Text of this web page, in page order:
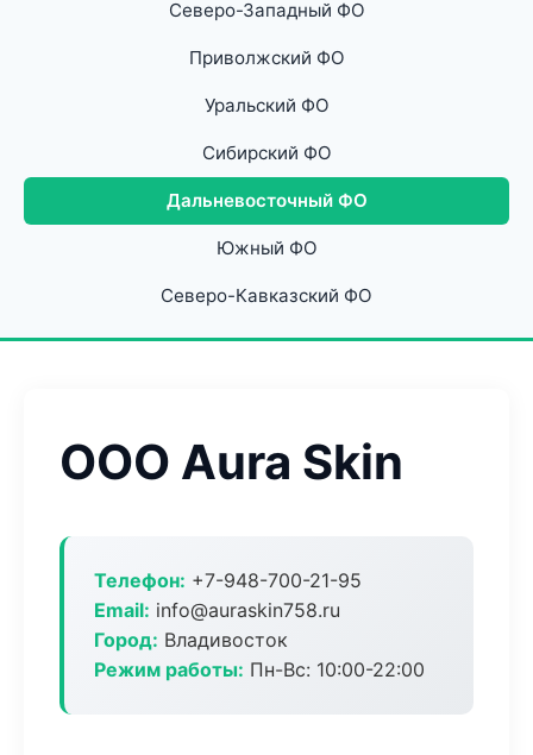
Северо-Западный ФО
Приволжский ФО
Уральский ФО
Сибирский ФО
Дальневосточный ФО
Южный ФО
Северо-Кавказский ФО
ООО Aura Skin
Телефон: +7-948-700-21-95
Email: info@auraskin758.ru
Город: Владивосток
Режим работы: Пн-Вс: 10:00-22:00